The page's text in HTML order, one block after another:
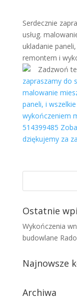
Serdecznie
usług.
ukladanie
remontem i
Zadzwoń
zapraszamy do
malowanie
paneli, i
wykończeniem
514399485
dziękujemy za
Ostatnie
Wykończenia
budowlane
Najnowsze
Archiwa